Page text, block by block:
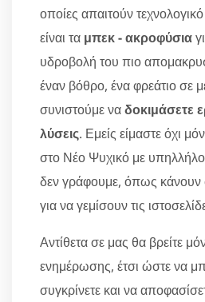
οποίες απαιτούν
είναι τα μπεκ - ακροφύσια
υδροβολή του πιο
έναν βόθρο, ένα φρεάτιο σε
συνιστούμε ναδοκιμάσετε
λύσεις. Εμείς είμαστε όχι
στο Νέο Ψυχικό με
δεν γράφουμε, όπως κάνουν
για να γεμίσουν τις
Αντίθετα σε μας θα βρείτε
ενημέρωσης, έτσι ώστε να
συγκρίνετε και να